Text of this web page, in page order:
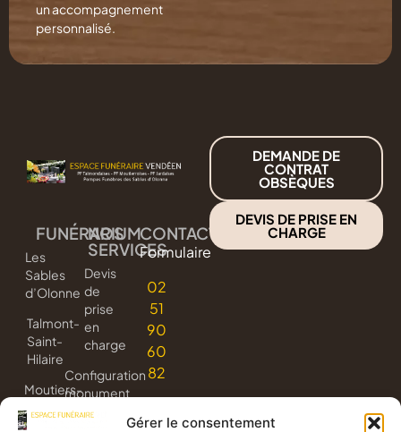
Gérer le consentement
un accompagnement
personnalisé.
FUNÉRARIUM
Les
Sables
d’Olonne
Talmont-
Saint-
Hilaire
Moutiers-
les-
Mauxfaits
NOS
SERVICES
Devis
de
prise
en
charge
Configuration
monument
3D
CONTACT
Formulaire
02
51
90
60
82
DEMANDE DE
CONTRAT
OBSÈQUES
DEVIS DE PRISE EN
CHARGE